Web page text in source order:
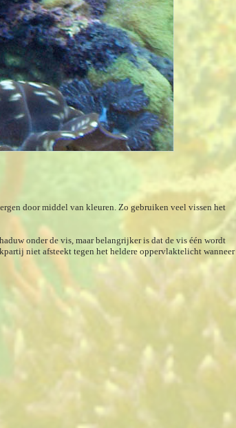
door middel van kleuren. Zo gebruiken veel vissen het
onder de vis, maar belangrijker is dat de vis één wordt
niet afsteekt tegen het heldere oppervlaktelicht wanneer